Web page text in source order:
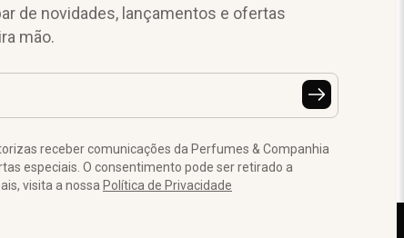
de novidades, lançamentos e ofertas
mão.
receber comunicações da Perfumes & Companhia
especiais. O consentimento pode ser retirado a
visita a nossa Política de Privacidade